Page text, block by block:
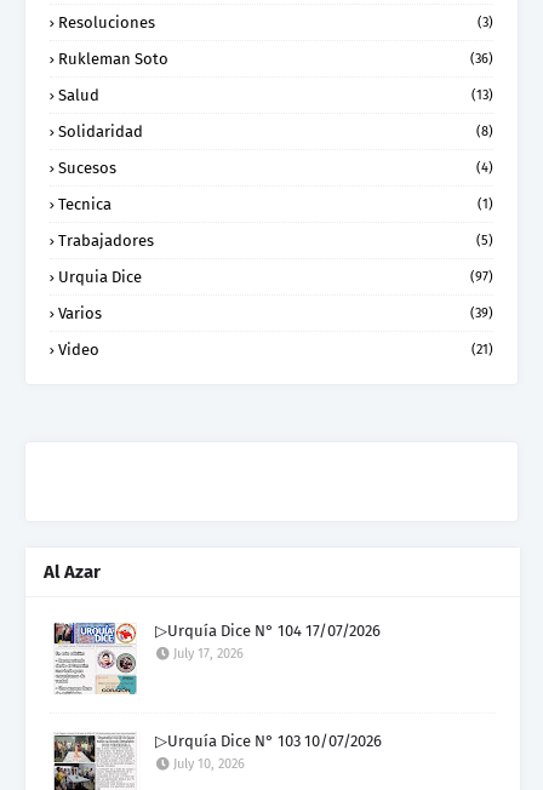
Resoluciones (3)
Rukleman Soto (36)
Salud (13)
Solidaridad (8)
Sucesos (4)
Tecnica (1)
Trabajadores (5)
Urquia Dice (97)
Varios (39)
Video (21)
Al Azar
▷Urquía Dice N° 104 17/07/2026
July 17, 2026
▷Urquía Dice N° 103 10/07/2026
July 10, 2026